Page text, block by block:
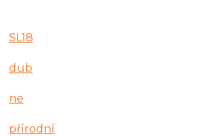
SL18
dub
ne
přírodní